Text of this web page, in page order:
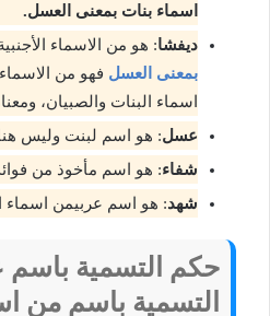
اسماء بنات بمعنى العسل.
ديفشا: هو من الاسماء
بمعنى العسل فهو من
اسماء البنات والصبيان،
عسل: هو اسم لبنت وليس
شفاء: هو اسم مأخوذ من
شهد: هو اسم عربيمن اسماء
حكم التسمية باسم
التسمية باسم من